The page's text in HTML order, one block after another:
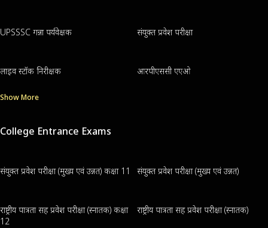
UPSSSC गन्ना पर्यवेक्षक संयुक्त प्रवेश परीक्षा
लाइव स्टॉक निरीक्षक आरपीएससी एएओ
Show More
College Entrance Exams
संयुक्त प्रवेश परीक्षा (मुख्य एवं उन्नत) कक्षा 11 संयुक्त प्रवेश परीक्षा (मुख्य एवं उन्नत)
राष्ट्रीय पात्रता सह प्रवेश परीक्षा (स्नातक) कक्षा
12
राष्ट्रीय पात्रता सह प्रवेश परीक्षा (स्नातक)